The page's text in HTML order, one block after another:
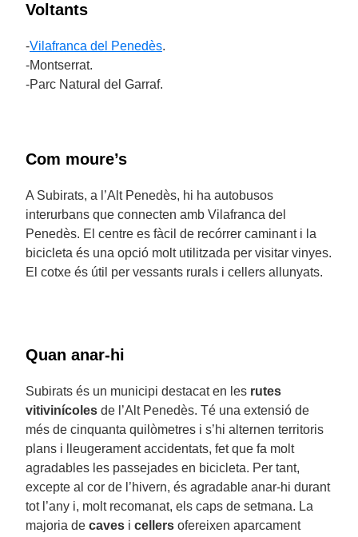
Voltants
-Vilafranca del Penedès.
-Montserrat.
-Parc Natural del Garraf.
Com moure’s
A Subirats, a l’Alt Penedès, hi ha autobusos
interurbans que connecten amb Vilafranca del
Penedès. El centre es fàcil de recórrer caminant i la
bicicleta és una opció molt utilitzada per visitar vinyes.
El cotxe és útil per vessants rurals i cellers allunyats.
Quan anar-hi
Subirats és un municipi destacat en les rutes
vitivinícoles de l’Alt Penedès. Té una extensió de
més de cinquanta quilòmetres i s’hi alternen territoris
plans i lleugerament accidentats, fet que fa molt
agradables les passejades en bicicleta. Per tant,
excepte al cor de l’hivern, és agradable anar-hi durant
tot l’any i, molt recomanat, els caps de setmana. La
majoria de caves i cellers ofereixen aparcament